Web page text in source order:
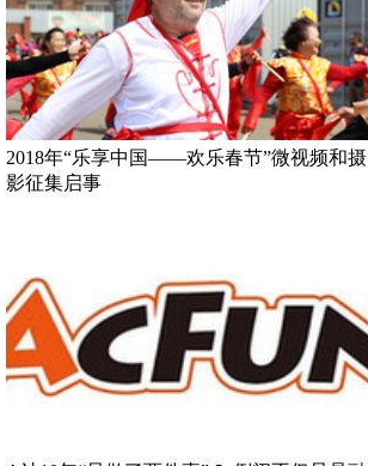
2018年“乐享中国——欢乐春节”微视频和摄
影征集启事